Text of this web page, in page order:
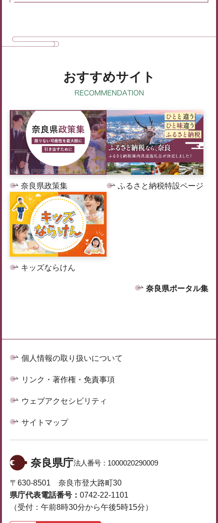
おすすめサイト
奈良県政策集 ふるさと納税特設ページ
キッズならけん
奈良県ポータル集
個人情報の取り扱いについて
リンク・著作権・免責事項
ウェブアクセシビリティ
サイトマップ
奈良県庁法人番号： 1000020290009
〒630-8501 奈良市登大路町30
県庁代表電話番号： 0742-22-1101
（受付：午前8時30分から午後5時15分）